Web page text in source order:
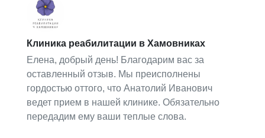
Клиника реабилитации в Хамовниках
Елена, добрый день! Благодарим вас за
оставленный отзыв. Мы преисполнены
гордостью оттого, что Анатолий Иванович
ведет прием в нашей клинике. Обязательно
передадим ему ваши теплые слова.